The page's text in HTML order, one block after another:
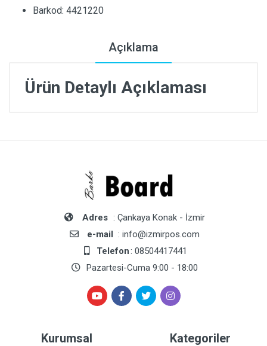
Barkod: 4421220
Açıklama
Ürün Detaylı Açıklaması
Adres : Çankaya Konak - İzmir
e-mail : info@izmirpos.com
Telefon: 08504417441
Pazartesi-Cuma 9:00 - 18:00
Kurumsal Kategoriler